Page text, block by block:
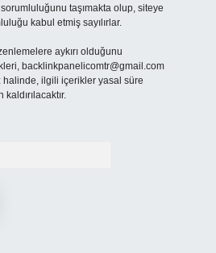
taşımakta olup, siteye
kabul etmiş sayılırlar.
aykırı olduğunu
backlinkpanelicomtr@gmail.com
ilgili içerikler yasal süre